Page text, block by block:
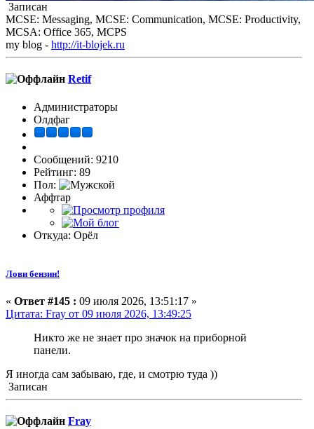
Записан
MCSE: Messaging, MCSE: Communication, MCSE: Productivity,
MCSA: Office 365, MCPS
my blog - http://it-blojek.ru
Retif
Администраторы
Олдфаг
Сообщений: 9210
Рейтинг: 89
Пол:
Аффтар
Откуда: Орёл
Лови бензин!
« Ответ #145 : 09 июля 2026, 13:51:17 »
Цитата: Fray от 09 июля 2026, 13:49:25
Никто же не знает про значок на приборной
панели.
Я иногда сам забываю, где, и смотрю туда ))
Записан
Fray